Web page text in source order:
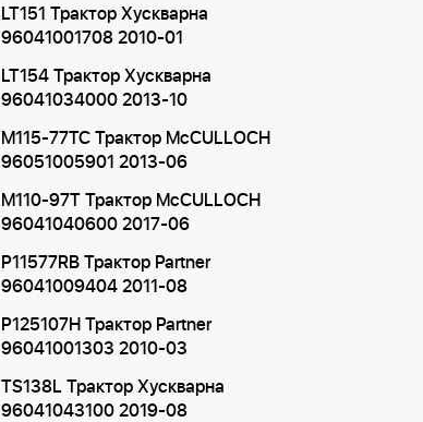
LT151 Трактор Хускварна
96041001708 2010-01
LT154 Трактор Хускварна
96041034000 2013-10
M115-77TC Трактор McCULLOCH
96051005901 2013-06
M110-97T Трактор McCULLOCH
96041040600 2017-06
P11577RB Трактор Partner
96041009404 2011-08
P125107H Трактор Partner
96041001303 2010-03
TS138L Трактор Хускварна
96041043100 2019-08